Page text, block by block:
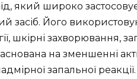
який широко
засіб. Його
шкірні захворювання,
на зменшенні
запальної реакції.